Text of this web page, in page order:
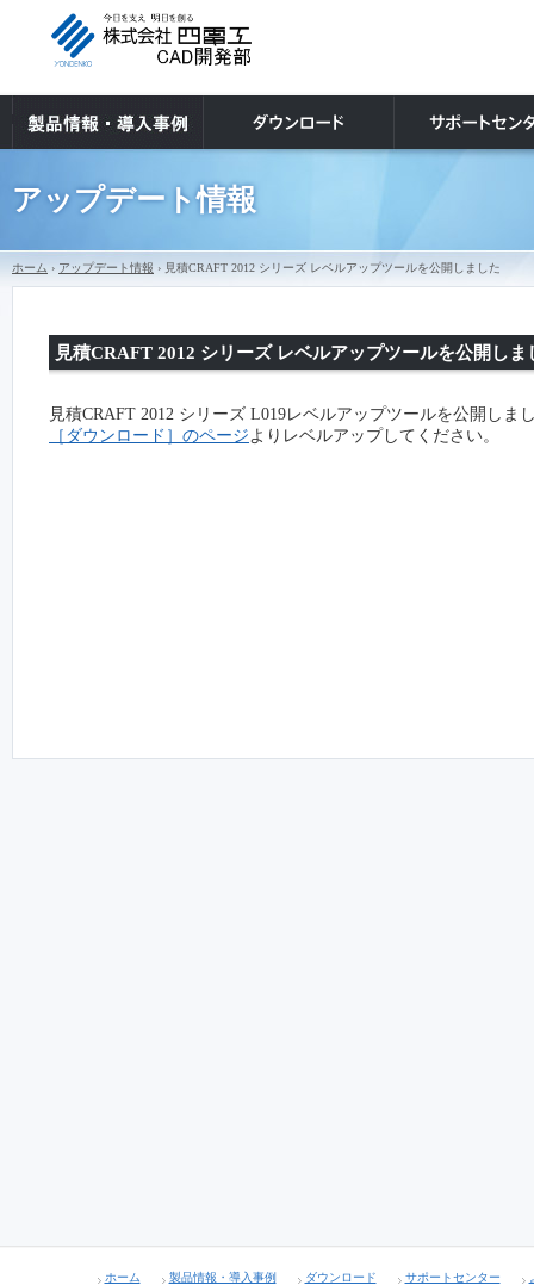
アップデート情報
ホーム › アップデート情報 › 見積CRAFT 2012 シリーズ レベルアップツールを公開しました
見積CRAFT 2012 シリーズ レベルアップツールを公開しま
見積CRAFT 2012 シリーズ L019レベルアップツールを公開しま
［ダウンロード］のページよりレベルアップしてください。
ホーム 製品情報・導入事例 ダウンロード サポートセンター